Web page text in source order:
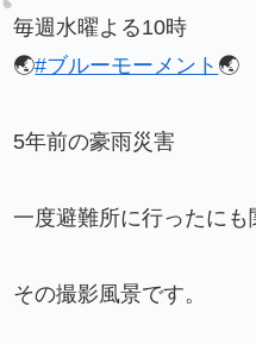
毎週水曜よる10時
🌏#ブルーモーメント 🌏
5年前の豪雨災害
一度避難所に行ったに
その撮影風景です。